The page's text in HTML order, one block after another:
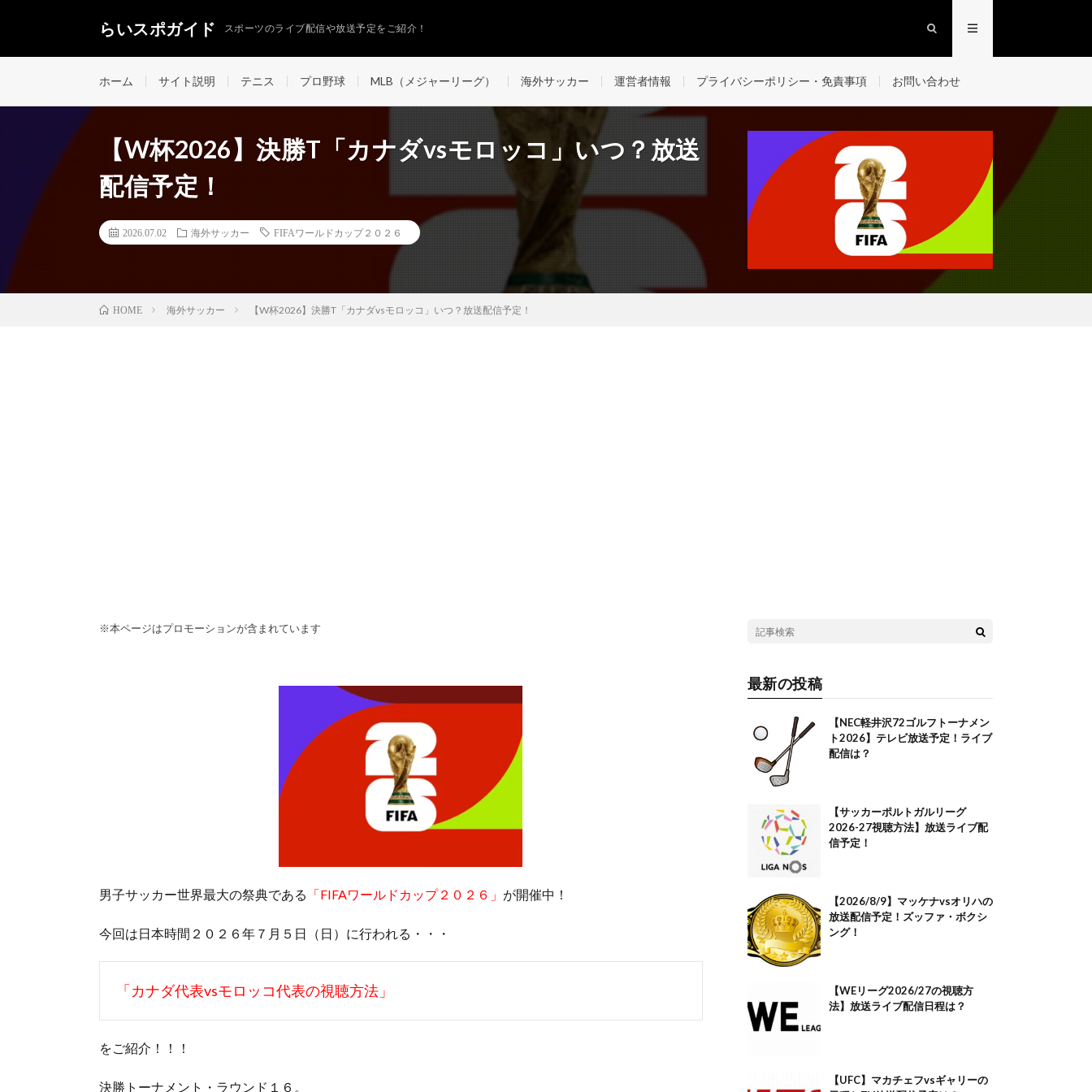
らいスポガイド スポーツのライブ配信や放送予定をご紹介！
ホーム サイト説明 テニス プロ野球 MLB（メジャーリーグ） 海外サッカー 運営者情報 プライバシーポリシー・免責事項 お問い合わせ
【W杯2026】決勝T「カナダvsモロッコ」いつ？放送
配信予定！
2026.07.02 海外サッカー FIFAワールドカップ２０２６
HOME 海外サッカー 【W杯2026】決勝T「カナダvsモロッコ」いつ？放送配信予定！
※本ページはプロモーションが含まれています
男子サッカー世界最大の祭典である 「FIFAワールドカップ２０２６」 が開催中！
今回は日本時間２０２６年７月５日（日）に行われる・・・
「カナダ代表vsモロッコ代表の視聴方法」
をご紹介！！！
決勝トーナメント・ラウンド１６。
最新の投稿
【NEC軽井沢72ゴルフトーナメン
ト2026】テレビ放送予定！ライブ
配信は？
【サッカーポルトガルリーグ
2026-27視聴方法】放送ライブ配
信予定！
【2026/8/9】マッケナvsオリハの
放送配信予定！ズッファ・ボクシ
ング！
【WEリーグ2026/27の視聴方
法】放送ライブ配信日程は？
【UFC】マカチェフvsギャリーの